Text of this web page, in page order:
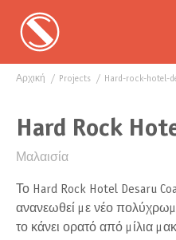
Αρχική projects hard-rock-hotel-
Hard Rock
Μαλαισία
Το Hard Rock Hotel Desaru
ανανεωθεί με νέο
το κάνει ορατό από μίλια